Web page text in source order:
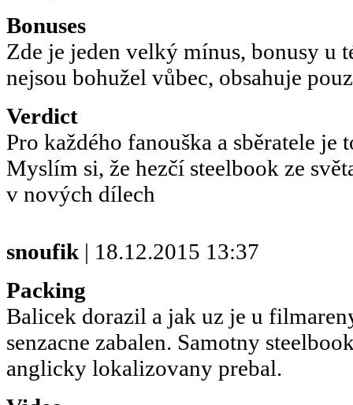
Bonuses
Zde je jeden velký mínus, bonusy u
nejsou bohužel vůbec, obsahuje
Verdict
Pro každého fanouška a sběratele
Myslím si, že hezčí steelbook ze
v nových dílech
snoufik | 18.12.2015 13:37
Packing
Balicek dorazil a jak uz je u
senzacne zabalen. Samotny
anglicky lokalizovany prebal.